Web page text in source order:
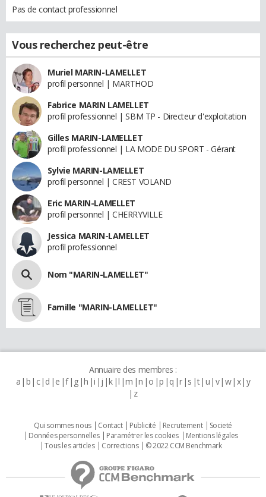
Pas de contact professionnel
Vous recherchez peut-être
Muriel MARIN-LAMELLET
profil personnel | MARTHOD
Fabrice MARIN LAMELLET
profil professionnel | SBM TP - Directeur d'exploitation
Gilles MARIN-LAMELLET
profil professionnel | LA MODE DU SPORT - Gérant
Sylvie MARIN-LAMELLET
profil personnel | CREST VOLAND
Eric MARIN-LAMELLET
profil personnel | CHERRYVILLE
Jessica MARIN-LAMELLET
profil professionnel
Nom "MARIN-LAMELLET"
Famille "MARIN-LAMELLET"
Annuaire des membres :
a b c d e f g h i j k l m n o p q r s t u v w x y
z
Qui sommes nous Contact Publicité Recrutement
Societé
Données personnelles
Paramétrer les cookies
Mentions légales
Tous les articles
Corrections © 2022 CCM Benchmark